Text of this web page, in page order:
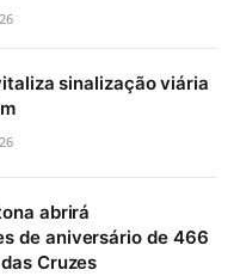
sinalização viária
abrirá
de aniversário de 466
Cruzes